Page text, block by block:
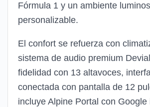
Fórmula 1 y un ambiente
personalizable.
El confort se refuerza con
sistema de audio premium
fidelidad con 13 altavoces,
conectada con pantalla de 12
incluye Alpine Portal con Google